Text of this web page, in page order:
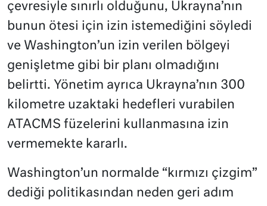
çevresiyle sınırlı olduğunu, Ukrayna’nın
bunun ötesi için izin istemediğini söyledi
ve Washington’un izin verilen bölgeyi
genişletme gibi bir planı olmadığını
belirtti. Yönetim ayrıca Ukrayna’nın 300
kilometre uzaktaki hedefleri vurabilen
ATACMS füzelerini kullanmasına izin
vermemekte kararlı.
Washington’un normalde “kırmızı çizgim”
dediği politikasından neden geri adım